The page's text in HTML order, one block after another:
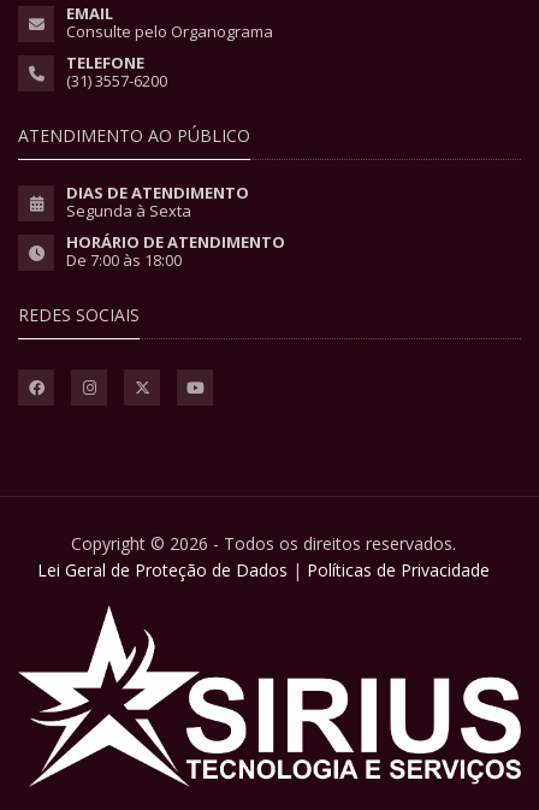
EMAIL
Consulte pelo Organograma
TELEFONE
(31) 3557-6200
ATENDIMENTO AO PÚBLICO
DIAS DE ATENDIMENTO
Segunda à Sexta
HORÁRIO DE ATENDIMENTO
De 7:00 às 18:00
REDES SOCIAIS
Copyright © 2026 - Todos os direitos reservados.
Lei Geral de Proteção de Dados | Políticas de Privacidade